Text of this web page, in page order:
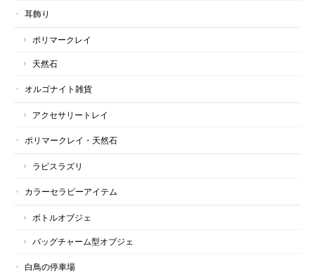
耳飾り
ポリマークレイ
天然石
オルゴナイト雑貨
アクセサリートレイ
ポリマークレイ・天然石
ラピスラズリ
カラーセラピーアイテム
ボトルオブジェ
バッグチャーム型オブジェ
白鳥の停車場